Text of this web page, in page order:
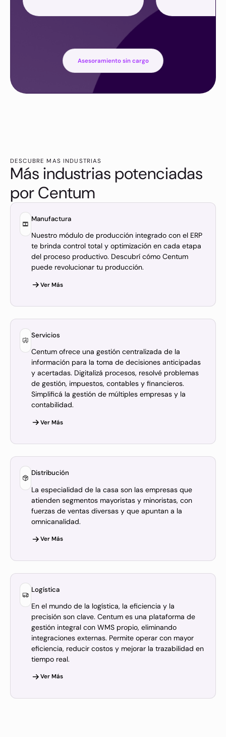
Asesoramiento sin cargo
DESCUBRE MAS INDUSTRIAS
Más industrias potenciadas
por Centum
Manufactura
Nuestro módulo de producción integrado con el ERP
te brinda control total y optimización en cada etapa
del proceso productivo. Descubrí cómo Centum
puede revolucionar tu producción.
Ver Más
Servicios
Centum ofrece una gestión centralizada de la
información para la toma de decisiones anticipadas
y acertadas. Digitalizá procesos, resolvé problemas
de gestión, impuestos, contables y financieros.
Simplificá la gestión de múltiples empresas y la
contabilidad.
Ver Más
Distribución
La especialidad de la casa son las empresas que
atienden segmentos mayoristas y minoristas, con
fuerzas de ventas diversas y que apuntan a la
omnicanalidad.
Ver Más
Logística
En el mundo de la logística, la eficiencia y la
precisión son clave. Centum es una plataforma de
gestión integral con WMS propio, eliminando
integraciones externas. Permite operar con mayor
eficiencia, reducir costos y mejorar la trazabilidad en
tiempo real.
Ver Más